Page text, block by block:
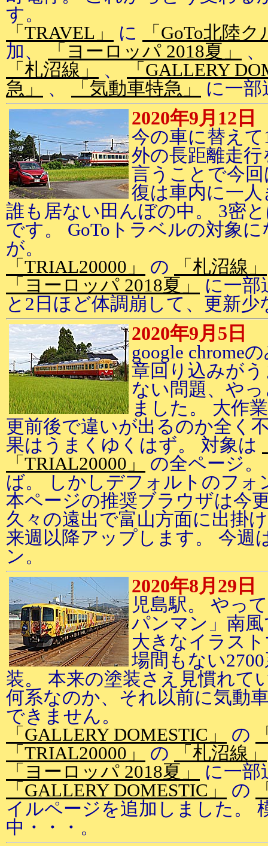
す。
「TRAVEL」
に
「GoTo北陸
加、
「ヨーロッパ 2018夏」
「札沼線」
、
「GALLERY
急」
、 「気動車特急」 に一
2020年9月12日
今の車に替え
外の長距離走
言うことで今
復は車内に一
誰も居ない田んぼの中。 3密
です。 GoToトラベルの対象
が。
「TRIAL20000」
の 「札沼線」
「ヨーロッパ 2018夏」
に一部
と2日ほど体調崩して、更新
2020年9月5日
google chrome
章回り込みが
ない問題、や
ました。 大作
更前後で違いが出るのか全く
果はうまくゆくはず。 対象は
「TRIAL20000」
の全ページ
ば。 しかしデフォルトのフォ
本ページの推奨ブラウザは今
久々の遠出で富山方面に出掛
来週以降アップします。 今週
ン。
2020年8月29日
児島駅。 やっ
パンマン」南
大きなイラス
場間もない
装。 本来の塗装さえ見慣れて
何系なのか、それ以前に気動
できません。
「GALLERY DOMESTIC」
の
「TRIAL20000」
の 「札沼線」
「ヨーロッパ 2018夏」
に一部
「GALLERY DOMESTIC」
の
イルページを追加しました。
中・・・。